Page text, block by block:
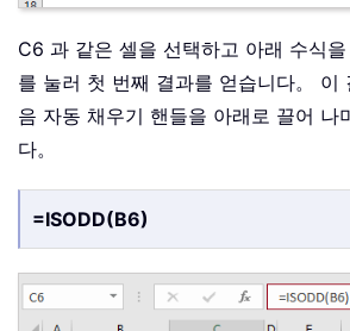
C6 과 같은 셀을 선택하고 아래 수식
를 눌러 첫 번째 결과를 얻습니다。 이
음 자동 채우기 핸들을 아래로 끌어 나
다。
=ISODD(B6)